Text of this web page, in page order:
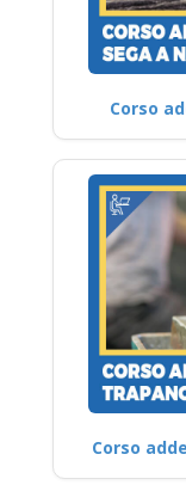
Corso
Corso